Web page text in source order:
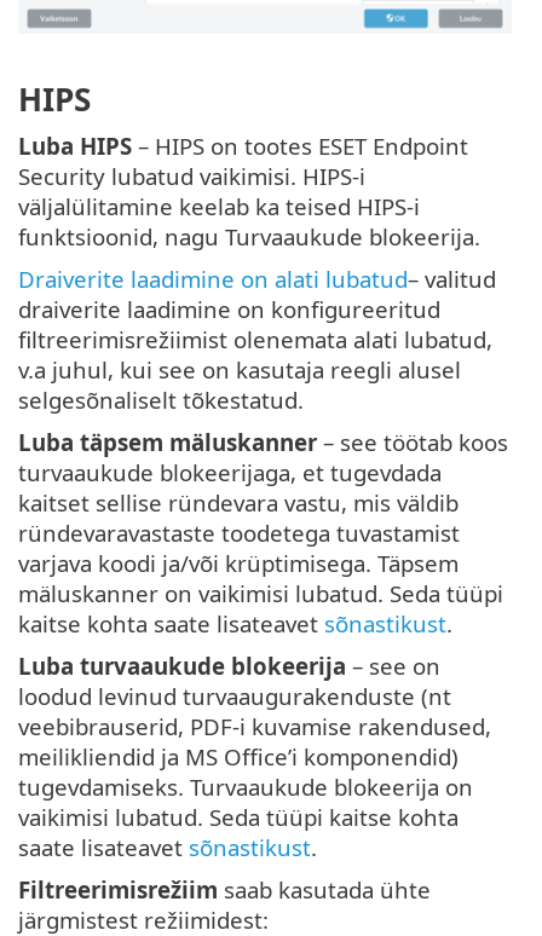
HIPS
Luba HIPS – HIPS on tootes ESET Endpoint
Security lubatud vaikimisi. HIPS-i
väljalülitamine keelab ka teised HIPS-i
funktsioonid, nagu Turvaaukude blokeerija.
Draiverite laadimine on alati lubatud– valitud
draiverite laadimine on konfigureeritud
filtreerimisrežiimist olenemata alati lubatud,
v.a juhul, kui see on kasutaja reegli alusel
selgesõnaliselt tõkestatud.
Luba täpsem mäluskanner – see töötab koos
turvaaukude blokeerijaga, et tugevdada
kaitset sellise ründevara vastu, mis väldib
ründevaravastaste toodetega tuvastamist
varjava koodi ja/või krüptimisega. Täpsem
mäluskanner on vaikimisi lubatud. Seda tüüpi
kaitse kohta saate lisateavet sõnastikust.
Luba turvaaukude blokeerija – see on
loodud levinud turvaaugurakenduste (nt
veebibrauserid, PDF-i kuvamise rakendused,
meilikliendid ja MS Office’i komponendid)
tugevdamiseks. Turvaaukude blokeerija on
vaikimisi lubatud. Seda tüüpi kaitse kohta
saate lisateavet sõnastikust.
Filtreerimisrežiim saab kasutada ühte
järgmistest režiimidest: